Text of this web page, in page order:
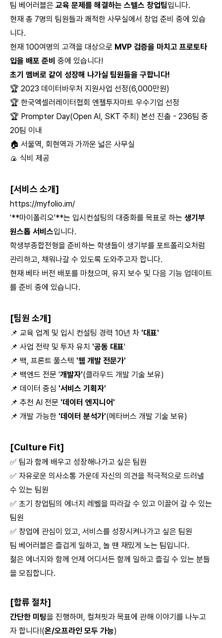
팀 베어러블은 교육 문제를 해결하는 스텔스 창업팀입니다.
현재 총 7명의 팀원들과 쾌적한 사무실에서 창업 준비 중에 있습
니다.
현재 100여명의 고객을 대상으로 MVP 검증을 마치고 프로토타
입을 배포 준비 중에 있습니다!
초기 멤버로 같이 성장해 나가실 팀원들을 구합니다!
🏆 2023 데이터바우처 지원사업 선정(6,000만원)
🏆 한국엑셀러레이터협회 엔젤투자마트 우수기업 선정
🏆 Prompter Day(Open AI, SKT 주최) 본선 진출 - 236팀 중
20팀 이내
🏠 서울역, 회현역과 가까운 넓은 사무실
🍙 식비 제공
[서비스 소개]
https://myfolio.im/
'**마이폴리오'**는 입시컨설팅의 대중화를 목표로 하는 생기부
원스톱 서비스입니다.
학생부종합전형을 준비하는 학생들이 생기부를 포트폴리오처럼
관리하고, 채워나갈 수 있도록 도와주고자 합니다.
현재 베타 버전 배포를 마쳤으며, 유지 보수 및 다음 기능 업데이트
를 준비 중에 있습니다.
[팀원 소개]
📌 교육 업계 및 입시 컨설팅 경력 10년 차 '대표'
📌 사업 전략 및 투자 유치 '공동 대표'
📌 백, 프론트 풀스텍 '웹 개발 전문가'
📌 백엔드 전문 '개발자'(클라우드 개발 기술 보유)
📌 데이터 중심 '서비스 기획자'
📌 추천 AI 전문 '데이터 엔지니어'
📌 개발 가능한 '데이터 분석가'(메타버스 개발 기술 보유)
[Culture Fit]
✅ 팀과 함께 배우고 성장해나가고 싶은 팀원
✅ 자유로운 의사소통 가운데 자신의 의견을 적극적으로 드러낼
수 있는 팀원
✅ 초기 창업팀의 에너지 레벨을 따라갈 수 있고 이끌어 갈 수 있는
팀원
✅ 창업에 관심이 있고, 서비스를 성장시켜나가고 싶은 팀원
팀 베어러블은 즐겁게 일하고, 놀 땐 재밌게 노는 팀입니다.
젊은 에너지와 함께 언제 어디서든 함께 일하고 즐길 수 있는 분들
을 모집합니다.
[합류 절차]
간단한 미팅을 진행하며, 컬쳐핏과 목표에 관해 이야기를 나누고
자 합니다!(온/오프라인 모두 가능)